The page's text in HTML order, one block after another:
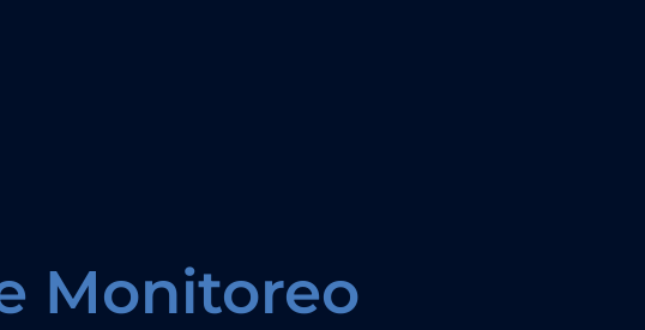
Monitoreo